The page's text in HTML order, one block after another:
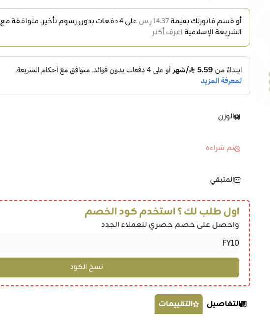
أو قسم فاتورتك بقيمة14.37 ر.س على4دفعات بدون رسوم تأخير، متوافقة مع
الشريعة الإسلاميةاعرف أكثر
الوزن
تم شراءه
المتبقي
اول طلب لك ؟ استخدم كود الخصم
واحصل على خصم حصري للعملاء الجدد
التفاصيل التقييمات